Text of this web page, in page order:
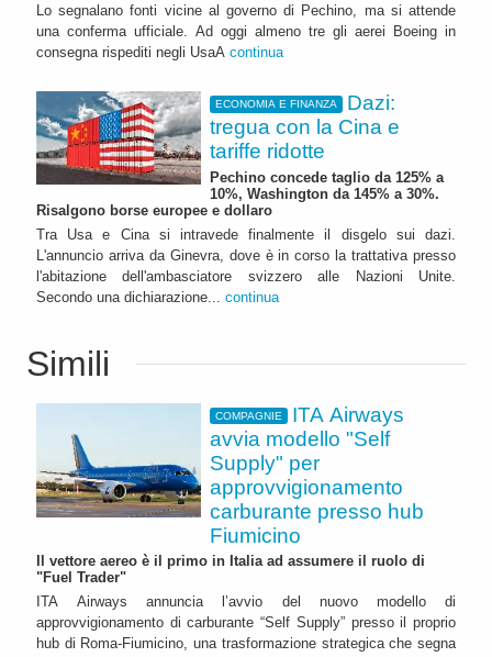
Lo segnalano fonti vicine al governo di Pechino, ma si attende
una conferma ufficiale. Ad oggi almeno tre gli aerei Boeing in
consegna rispediti negli UsaA continua
ECONOMIA E FINANZA
Dazi:
tregua con la Cina e
tariffe ridotte
Pechino concede taglio da 125% a
10%, Washington da 145% a 30%.
Risalgono borse europee e dollaro
Tra Usa e Cina si intravede finalmente il disgelo sui dazi.
L'annuncio arriva da Ginevra, dove è in corso la trattativa presso
l'abitazione dell'ambasciatore svizzero alle Nazioni Unite.
Secondo una dichiarazione... continua
Simili
COMPAGNIE
ITA Airways
avvia modello "Self
Supply" per
approvvigionamento
carburante presso hub
Fiumicino
Il vettore aereo è il primo in Italia ad assumere il ruolo di
"Fuel Trader"
ITA Airways annuncia l’avvio del nuovo modello di
approvvigionamento di carburante “Self Supply” presso il proprio
hub di Roma-Fiumicino, una trasformazione strategica che segna